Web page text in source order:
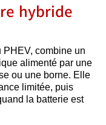
hybride
PHEV, combine un
alimenté par une
ou une borne. Elle
limitée, puis
la batterie est